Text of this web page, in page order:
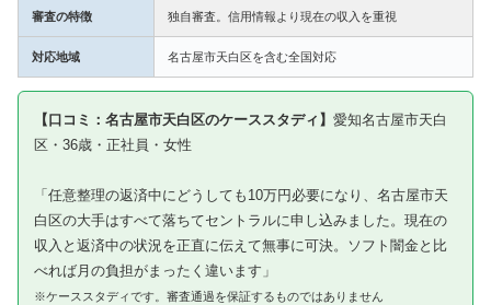
審査の特徴 独自審査。信用情報より現在の収入を重視
対応地域 名古屋市天白区を含む全国対応
【口コミ：名古屋市天白区のケーススタディ】 愛知名古屋市天白
区・36歳・正社員・女性
「任意整理の返済中にどうしても10万円必要になり、名古屋市天
白区の大手はすべて落ちてセントラルに申し込みました。現在の
収入と返済中の状況を正直に伝えて無事に可決。ソフト闇金と比
べれば月の負担がまったく違います」
※ケーススタディです。審査通過を保証するものではありません